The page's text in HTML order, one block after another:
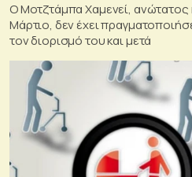
Ο Μοτζτάμπα Χαμενεί, ανώτατος
Μάρτιο, δεν έχει
τον διορισμό του και μετά